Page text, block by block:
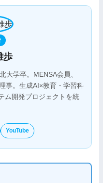
歩
大学卒。MENSA会員、
事。生成AI×教育・学習科
ム開発プロジェクトを統
YouTube